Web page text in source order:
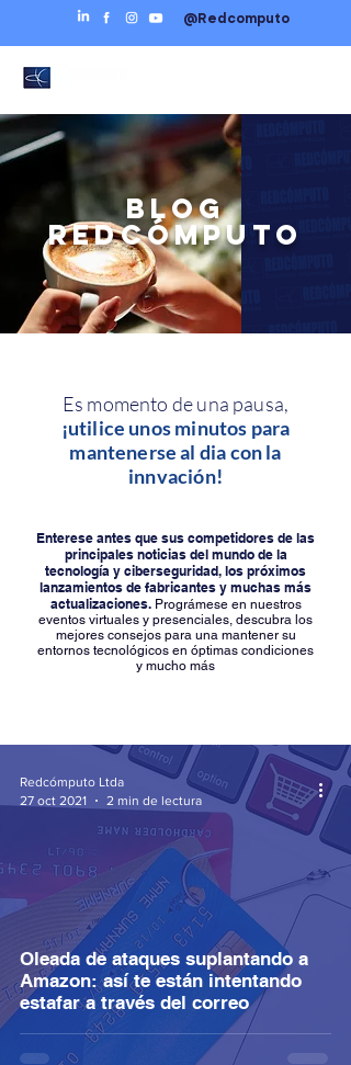
@Redcomputo
BLOG
REDCÓMPUTO
Es momento de una pausa,
¡utilice unos minutos para
mantenerse al dia con la
innvación!
Enterese antes que sus competidores de las
principales noticias del mundo de la
tecnología y ciberseguridad, los próximos
lanzamientos de fabricantes y muchas más
actualizaciones. Prográmese en nuestros
eventos virtuales y presenciales, descubra los
mejores consejos para una mantener su
entornos tecnológicos en óptimas condiciones
y mucho más
Oleada de ataques suplantando a
Amazon: así te están intentando
estafar a través del correo
Redcómputo Ltda
27 oct 2021
2 min de lectura